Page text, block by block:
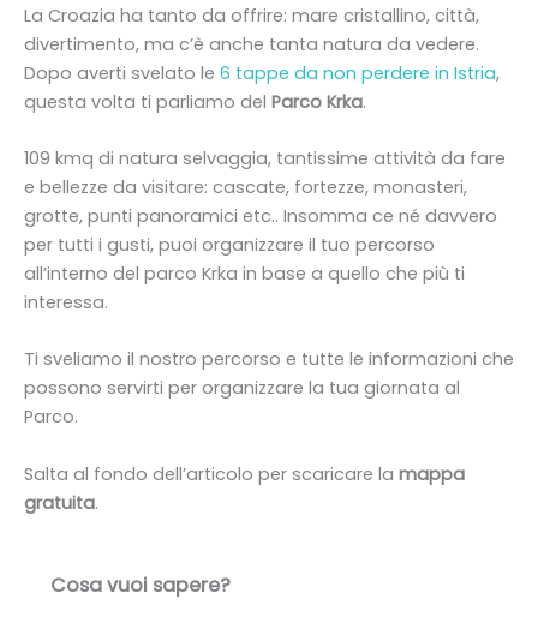
La Croazia ha tanto da offrire: mare cristallino, città,
divertimento, ma c’è anche tanta natura da vedere.
Dopo averti svelato le 6 tappe da non perdere in Istria,
questa volta ti parliamo del Parco Krka.
109 kmq di natura selvaggia, tantissime attività da fare
e bellezze da visitare: cascate, fortezze, monasteri,
grotte, punti panoramici etc.. Insomma ce né davvero
per tutti i gusti, puoi organizzare il tuo percorso
all’interno del parco Krka in base a quello che più ti
interessa.
Ti sveliamo il nostro percorso e tutte le informazioni che
possono servirti per organizzare la tua giornata al
Parco.
Salta al fondo dell’articolo per scaricare la mappa
gratuita.
Cosa vuoi sapere?